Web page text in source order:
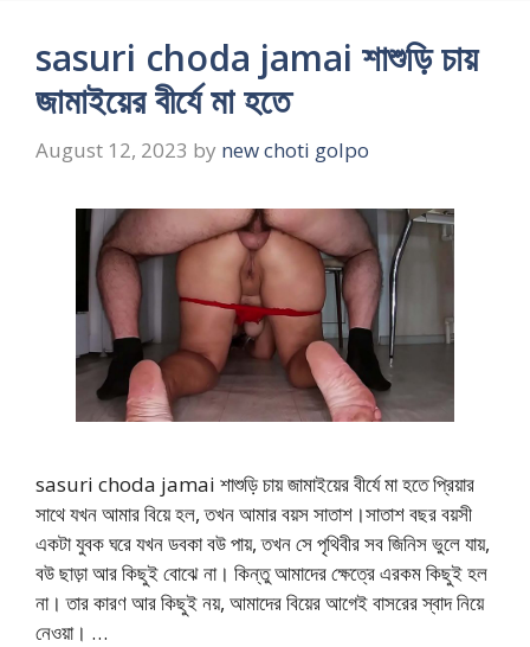
sasuri choda jamai শাশুড়ি চায়
জামাইয়ের বীর্যে মা হতে
August 12, 2023 by new choti golpo
sasuri choda jamai শাশুড়ি চায় জামাইয়ের বীর্যে মা হতে প্রিয়ার
সাথে যখন আমার বিয়ে হল, তখন আমার বয়স সাতাশ।সাতাশ বছর বয়সী
একটা যুবক ঘরে যখন ডবকা বউ পায়, তখন সে পৃথিবীর সব জিনিস ভুলে যায়,
বউ ছাড়া আর কিছুই বোঝে না। কিন্তু আমাদের ক্ষেত্রে এরকম কিছুই হল
না। তার কারণ আর কিছুই নয়, আমাদের বিয়ের আগেই বাসরের স্বাদ নিয়ে
নেওয়া। …